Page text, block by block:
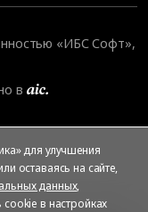
«ИБС Софт»,
в
для улучшения
оставаясь на сайте,
данных,
в настройках